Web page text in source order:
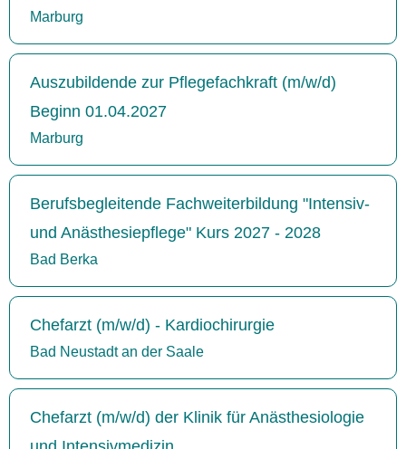
Marburg
Auszubildende zur Pflegefachkraft (m/w/d)
Beginn 01.04.2027
Marburg
Berufsbegleitende Fachweiterbildung "Intensiv-
und Anästhesiepflege" Kurs 2027 - 2028
Bad Berka
Chefarzt (m/w/d) - Kardiochirurgie
Bad Neustadt an der Saale
Chefarzt (m/w/d) der Klinik für Anästhesiologie